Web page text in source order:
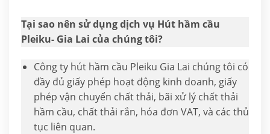
Tại sao nên sử dụng dịch vụ Hút hầm cầu
Pleiku- Gia Lai của chúng tôi?
Công ty hút hầm cầu Pleiku Gia Lai chúng tôi có
đầy đủ giấy phép hoạt động kinh doanh, giấy
phép vận chuyển chất thải, bãi xử lý chất thải
hầm cầu, chất thải rắn, hóa đơn VAT, và các thủ
tục liên quan.